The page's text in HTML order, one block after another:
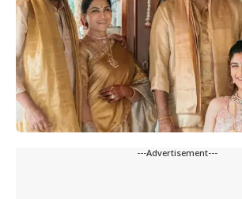
---Advertisement---